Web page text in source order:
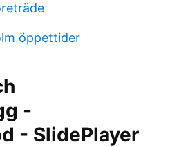
öppettider
-
- SlidePlayer